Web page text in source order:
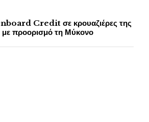
Credit σε κρουαζιέρες της
προορισμό τη Μύκονο